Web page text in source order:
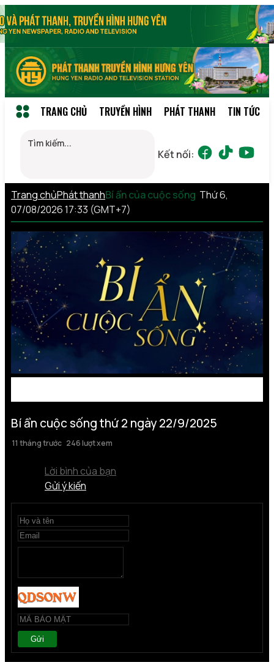
TRANG CHỦ TRUYỀN HÌNH PHÁT THANH TIN TỨC
Kết nối:
Trang chủPhát thanhBí ẩn của cuộc sống Thứ 6,
07/08/2026 17:33 (GMT+7)
Bí ẩn cuộc sống thứ 2 ngày 22/9/2025
11 tháng trước 246 lượt xem
Lời bình của bạn
Gửi ý kiến
Gửi